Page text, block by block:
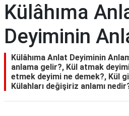
Külâhıma
Deyiminin
Külâhıma Anlat Deyiminin
anlama gelir?, Kül atmak
etmek deyimi ne demek?, Kül
Külahları değişiriz anlamı